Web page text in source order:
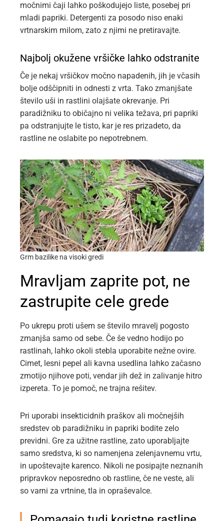
močnimi čaji lahko poškodujejo liste, posebej pri
mladi papriki. Detergenti za posodo niso enaki
vrtnarskim milom, zato z njimi ne pretiravajte.
Najbolj okužene vršičke lahko odstranite
Če je nekaj vršičkov močno napadenih, jih je včasih
bolje odščipniti in odnesti z vrta. Tako zmanjšate
število uši in rastlini olajšate okrevanje. Pri
paradižniku to običajno ni velika težava, pri papriki
pa odstranjujte le tisto, kar je res prizadeto, da
rastline ne oslabite po nepotrebnem.
Grm bazilike na visoki gredi
Mravljam zaprite pot, ne
zastrupite cele grede
Po ukrepu proti ušem se število mravelj pogosto
zmanjša samo od sebe. Če še vedno hodijo po
rastlinah, lahko okoli stebla uporabite nežne ovire.
Cimet, lesni pepel ali kavna usedlina lahko začasno
zmotijo njihove poti, vendar jih dež in zalivanje hitro
izpereta. To je pomoč, ne trajna rešitev.
Pri uporabi insekticidnih praškov ali močnejših
sredstev ob paradižniku in papriki bodite zelo
previdni. Gre za užitne rastline, zato uporabljajte
samo sredstva, ki so namenjena zelenjavnemu vrtu,
in upoštevajte karenco. Nikoli ne posipajte neznanih
pripravkov neposredno ob rastline, če ne veste, ali
so varni za vrtnine, tla in opraševalce.